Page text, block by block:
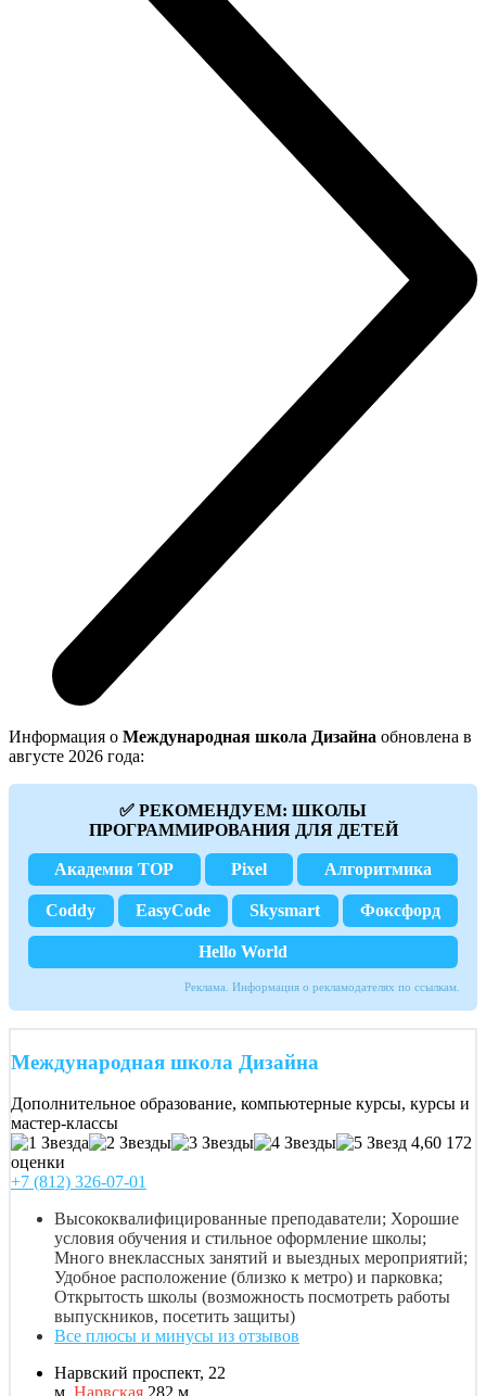
Информация о Международная школа Дизайна обновлена в
августе 2026 года:
✅ РЕКОМЕНДУЕМ: ШКОЛЫ
ПРОГРАММИРОВАНИЯ ДЛЯ ДЕТЕЙ
Академия TOP Pixel Алгоритмика
Coddy EasyCode Skysmart Фоксфорд
Hello World
Реклама. Информация о рекламодателях по ссылкам.
Международная школа Дизайна
Дополнительное образование, компьютерные курсы, курсы и
мастер-классы
4,60 172
оценки
+7 (812) 326-07-01
Высококвалифицированные преподаватели; Хорошие
условия обучения и стильное оформление школы;
Много внеклассных занятий и выездных мероприятий;
Удобное расположение (близко к метро) и парковка;
Открытость школы (возможность посмотреть работы
выпускников, посетить защиты)
Все плюсы и минусы из отзывов
Нарвский проспект, 22